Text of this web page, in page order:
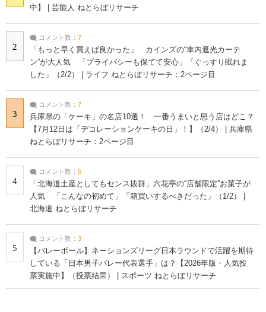
中】 | 芸能人 ねとらぼリサーチ
2
コメント数： 7
「もっと早く買えば良かった」 カインズの“車内遮光カーテ
ン”が大人気 「プライバシーも保てて安心」「ぐっすり眠れま
した」（2/2） | ライフ ねとらぼリサーチ：2ページ目
3
コメント数： 7
兵庫県の「ケーキ」の名店10選！ 一番うまいと思う店はどこ？
【7月12日は「デコレーションケーキの日」！】（2/4） | 兵庫県
ねとらぼリサーチ：2ページ目
4
コメント数： 5
「北海道土産としてもセンス抜群」六花亭の“店舗限定”お菓子が
人気 「こんなの初めて」「箱買いするべきだった」（1/2） |
北海道 ねとらぼリサーチ
5
コメント数： 3
【バレーボール】ネーションズリーグ日本ラウンドで活躍を期待
している「日本男子バレー代表選手」は？【2026年版・人気投
票実施中】（投票結果） | スポーツ ねとらぼリサーチ